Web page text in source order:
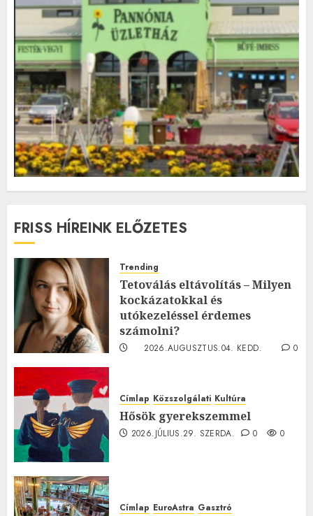
FRISS HÍREINK ELŐZETES
Trending
Tetoválás eltávolítás – Milyen
kockázatokkal és
utókezeléssel érdemes
számolni?
2026.AUGUSZTUS.04. KEDD.
0
Címlap Közszolgálati Kultúra
Hősök gyerekszemmel
2026.JÚLIUS.29. SZERDA. 0 0
Címlap EuroAstra Gasztró